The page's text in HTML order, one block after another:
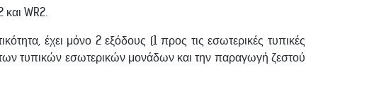
WR2.
έχει μόνο 2 εξόδους (1 προς τις εσωτερικές τυπικές
τυπικών εσωτερικών μονάδων και την παραγωγή ζεστού